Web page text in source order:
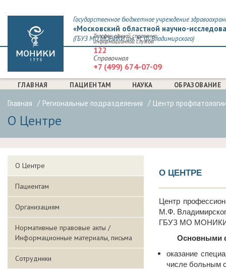
Государственное бюджетное учреждение
«Московский областной научно-
(ГБУЗ МО МОНИКИ им. М. Ф. Владимирского)
Телефон единой справочно-
информационной службы
122
Справочная
+7 (499) 674-07-09
ГЛАВНАЯ ПАЦИЕНТАМ НАУКА ОБРАЗОВАНИЕ
Главная Региональные подразделения Центр
О Центре
О Центре
Пациентам
Организациям
Нормативные правовые акты /
Информационные материалы, письма
Сотрудники
О ЦЕНТРЕ
Центр
М.Ф.
ГБУЗ МО МОНИКИ
Основными
оказание
числе больным